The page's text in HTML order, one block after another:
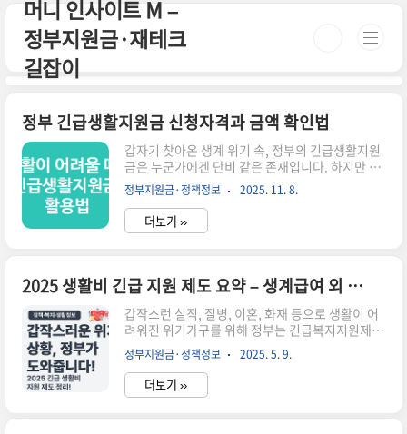
본문 바로가기
머니 인사이트 M –
정부지원금·재테크
길잡이
정부 긴급생활지원금 신청자격과 금액 확인법
갑자기 찾아온 생계 위기 속, 정부의 긴급생활지원
금은 누군가에겐 단비 같은 존재입니다. 하지만 자
격이 되는지도 모르고, 신청도 놓치는 경우가 많습
니다. 이번 글에서 신청자격부터 금액 확인법까지
완벽하게 정리해 드립니다.📌 긴급생활지원금 핵
심 요약✔️ 지원 대상: 기초생활수급자, 차상위계층
만원~100만원 차등✔️ 신청 방법: 거주지 읍면동 행
정복지센터 방문 🌐 복지로 – 긴급생활지원금 정보
보기 🏛️ 보건복지부 – 공식 정책 확인 🧾 긴급생활
지원금이란 무엇인가요?정부가 갑작스러운 실직,
질병, 가정폭력, 재난 등으로 인해 생계가 어려워진
국민에게 일시적인 생계비를 지급하는 제도입니
다. ..
정부지원금·정책정보 2025. 11. 8.
더보기 ››
2025 생활비 긴급 지원 제도 요약 – 생계급여 외 받을 수 있는 실전 지원책
갑작스런 실직, 질병, 이혼, 화재 등으로 생활이 어
려워진 위기가구를 위해 정부는 긴급복지지원제도
를 운영하고 있습니다. 이번 글에서는 2025년 기준
생활비를 직접 지원받을 수 있는 긴급 정책을 신청
방법과 자격 조건 중심으로 정리해드립니다.✅ 긴
급복지지원제도란?일시적인 위기 상황으로 생계
정부지원금·정책정보 2025. 5. 9.
더보기 ››